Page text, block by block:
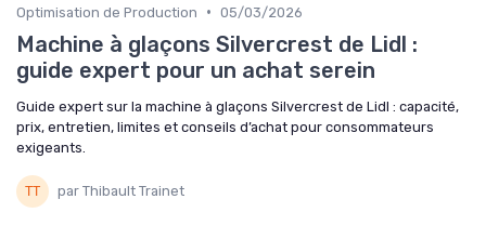
Optimisation de Production • 05/03/2026
Machine à glaçons Silvercrest de Lidl :
guide expert pour un achat serein
Guide expert sur la machine à glaçons Silvercrest de Lidl : capacité,
prix, entretien, limites et conseils d’achat pour consommateurs
exigeants.
par Thibault Trainet